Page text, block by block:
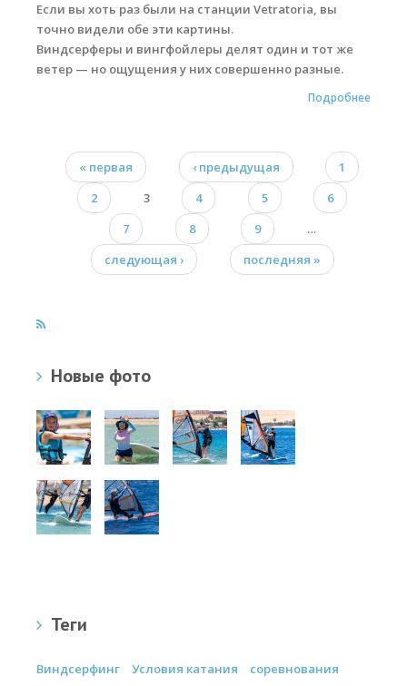
Если вы хоть раз были на станции Vetratoria, вы
точно видели обе эти картины.
Виндсерферы и вингфойлеры делят один и тот же
ветер — но ощущения у них совершенно разные.
Подробнее
Страницы
« первая ‹ предыдущая
1
2
3 4 5
6
7
8 9
…
следующая ›
последняя »
Новые фото
Теги
Виндсерфинг Условия катания
соревнования